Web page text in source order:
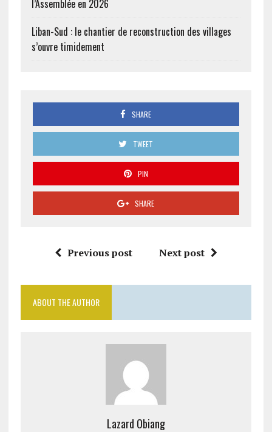
l’Assemblée en 2026
Liban-Sud : le chantier de reconstruction des villages
s’ouvre timidement
SHARE
TWEET
PIN
SHARE
Previous post Next post
ABOUT THE AUTHOR
Lazard Obiang